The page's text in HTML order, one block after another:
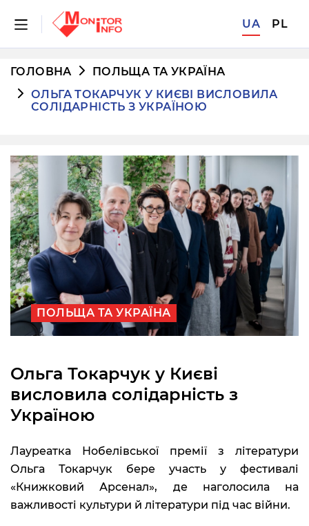
UA PL
ГОЛОВНА
ПОЛЬЩА ТА УКРАЇНА
ОЛЬГА ТОКАРЧУК У КИЄВІ ВИСЛОВИЛА
СОЛІДАРНІСТЬ З УКРАЇНОЮ
ПОЛЬЩА ТА УКРАЇНА
Ольга Токарчук у Києві
висловила солідарність з
Україною
Лауреатка Нобелівської премії з літератури
Ольга Токарчук бере участь у фестивалі
«Книжковий Арсенал», де наголосила на
важливості культури й літератури під час війни.